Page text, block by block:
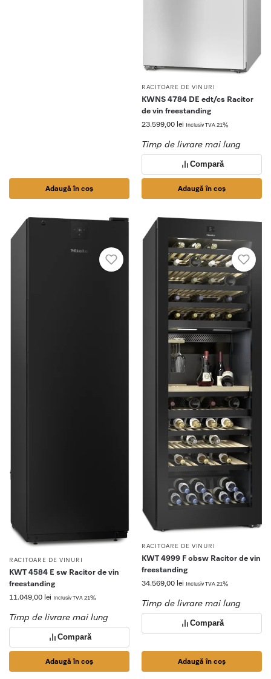
Adaugă în coș
RACITOARE DE VINURI
KWNS 4784 DE edt/cs Racitor
de vin freestanding
23.599,00 lei Inclusiv TVA 21%
Timp de livrare mai lung
Compară
Adaugă în coș
RACITOARE DE VINURI
KWT 4584 E sw Racitor de vin
freestanding
11.049,00 lei Inclusiv TVA 21%
Timp de livrare mai lung
Compară
Adaugă în coș
RACITOARE DE VINURI
KWT 4999 F obsw Racitor de vin
freestanding
34.569,00 lei Inclusiv TVA 21%
Timp de livrare mai lung
Compară
Adaugă în coș